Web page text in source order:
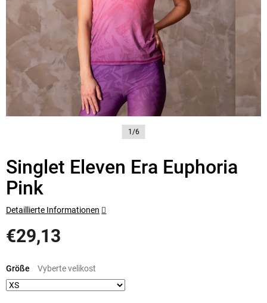
1/6
Singlet Eleven Era Euphoria
Pink
€29,13
Größe
Detaillierte Informationen